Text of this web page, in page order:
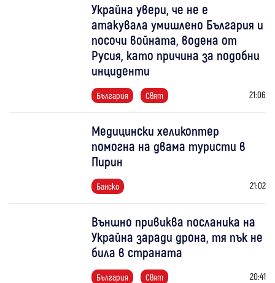
Украйна увери, че не е
атакувала умишлено България и
посочи войната, водена от
Русия, като причина за подобни
инциденти
България Свят 21:06
Медицински хеликоптер
помогна на двама туристи в
Пирин
Банско 21:02
Външно привиква посланика на
Украйна заради дрона, тя пък не
била в страната
България Свят 20:41